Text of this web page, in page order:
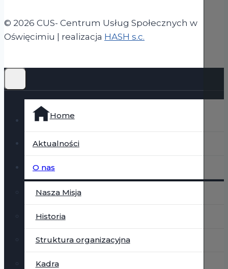
© 2026 CUS- Centrum Usług Społecznych w
Oświęcimiu | realizacja HASH s.c.
Home
Aktualności
O nas
Nasza Misja
Historia
Struktura organizacyjna
Kadra